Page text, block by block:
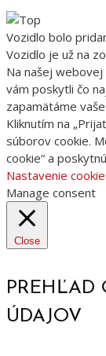
Vozidlo bolo
Vozidlo je už na
Na našej
vám poskytli čo
zapamätáme
Kliknutím na
súborov cookie.
cookie“ a
Nastavenie cookie
Manage consent
Close
PREHĽAD
ÚDAJOV